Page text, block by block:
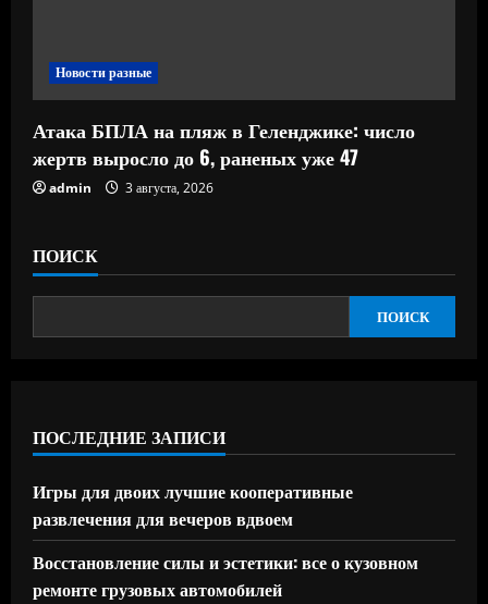
Новости разные
Атака БПЛА на пляж в Геленджике: число
жертв выросло до 6, раненых уже 47
admin 3 августа, 2026
ПОИСК
ПОИСК
ПОСЛЕДНИЕ ЗАПИСИ
Игры для двоих лучшие кооперативные
развлечения для вечеров вдвоем
Восстановление силы и эстетики: все о кузовном
ремонте грузовых автомобилей